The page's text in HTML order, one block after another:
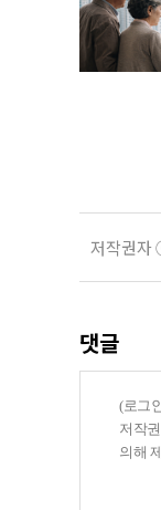
저작권자
댓글